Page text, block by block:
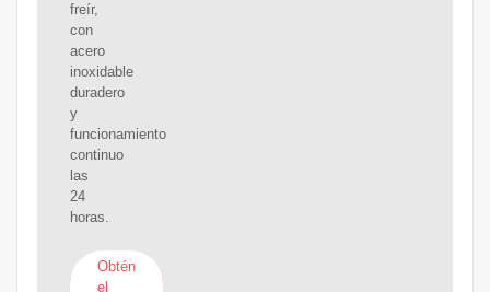
freír,
con
acero
inoxidable
duradero
y
funcionamiento
continuo
las
24
horas.
Obtén
el